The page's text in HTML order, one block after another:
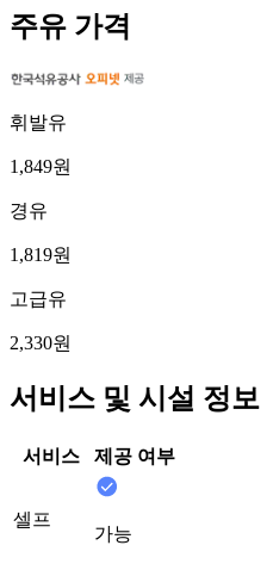
주유 가격
휘발유
1,849원
경유
1,819원
고급유
2,330원
서비스 및 시설 정보
서비스 제공 여부
셀프
가능